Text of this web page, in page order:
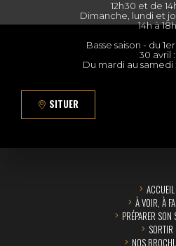
12h30 et de
Dimanche, lundi et
14h à 18h
Basse saison - du
30 avril :
Du mardi au samedi
SITUER
ACCUEIL
À VOIR, À
PRÉPARER SON
SORTIR
NOS